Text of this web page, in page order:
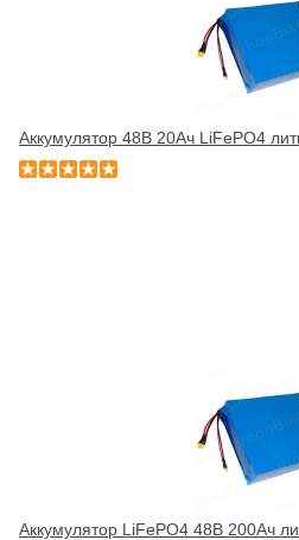
Аккумулятор 48В 20Ач LiFePO4
Аккумулятор LiFePO4 48В 200Ач